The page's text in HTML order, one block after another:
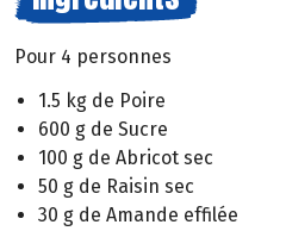
Pour 4 personnes
1.5 kg de Poire
600 g de Sucre
100 g de Abricot sec
50 g de Raisin sec
30 g de Amande effilée